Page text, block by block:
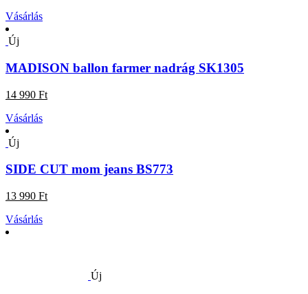
Vásárlás
Új
MADISON ballon farmer nadrág SK1305
14 990 Ft
Vásárlás
Új
SIDE CUT mom jeans BS773
13 990 Ft
Vásárlás
Új